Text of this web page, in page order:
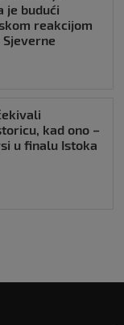
je budući
reakcijom
kad ono –
u finalu Istoka